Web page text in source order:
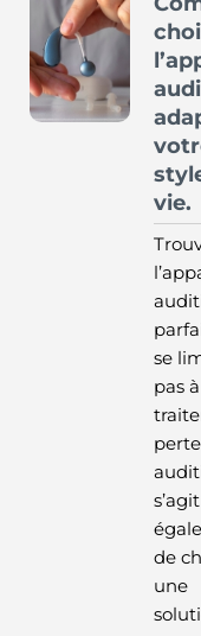
vie.
se
pas à
perte
s’agit
de
une